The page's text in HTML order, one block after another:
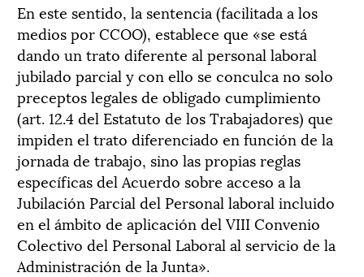
En este sentido, la sentencia (facilitada a los
medios por CCOO), establece que «se está
dando un trato diferente al personal laboral
jubilado parcial y con ello se conculca no solo
preceptos legales de obligado cumplimiento
(art. 12.4 del Estatuto de los Trabajadores) que
impiden el trato diferenciado en función de la
jornada de trabajo, sino las propias reglas
específicas del Acuerdo sobre acceso a la
Jubilación Parcial del Personal laboral incluido
en el ámbito de aplicación del VIII Convenio
Colectivo del Personal Laboral al servicio de la
Administración de la Junta».